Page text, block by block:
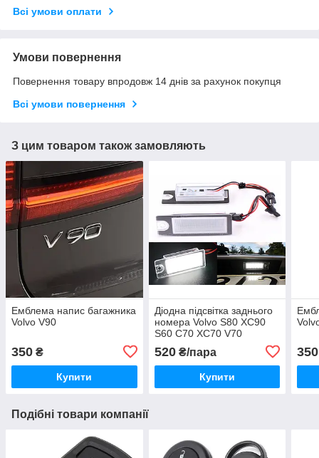
Всі умови оплати
Умови повернення
Повернення товару впродовж 14 днів за рахунок покупця
Всі умови повернення
З цим товаром також замовляють
Емблема напис багажника
Volvo V90
350 ₴
Купити
Діодна підсвітка заднього
номера Volvo S80 XC90
S60 C70 XC70 V70
520₴/пара
Купити
350
Подібні товари компанії